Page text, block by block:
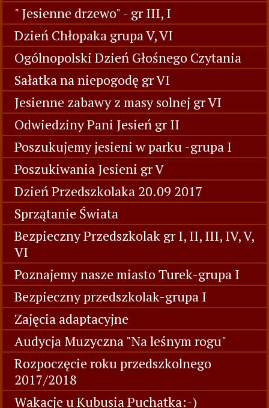
" Jesienne drzewo" - gr III, I
Dzień Chłopaka grupa V, VI
Ogólnopolski Dzień Głośnego Czytania
Sałatka na niepogodę gr VI
Jesienne zabawy z masy solnej gr VI
Odwiedziny Pani Jesień gr II
Poszukujemy jesieni w parku -grupa I
Poszukiwania Jesieni gr V
Dzień Przedszkolaka 20.09 2017
Sprzątanie Świata
Bezpieczny Przedszkolak gr I, II, III, IV, V,
VI
Poznajemy nasze miasto Turek-grupa I
Bezpieczny przedszkolak-grupa I
Zajęcia adaptacyjne
Audycja Muzyczna "Na leśnym rogu"
Rozpoczęcie roku przedszkolnego
2017/2018
Wakacje u Kubusia Puchatka:-)